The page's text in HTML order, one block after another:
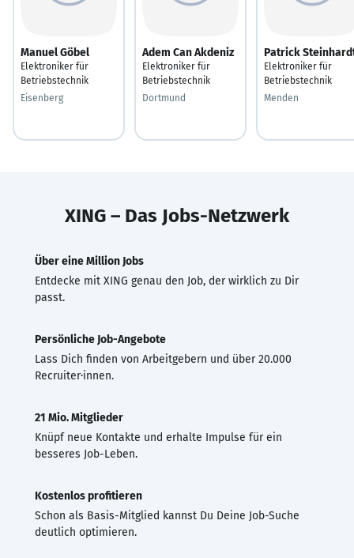
Manuel Göbel
Elektroniker für
Betriebstechnik
Eisenberg
Adem Can Akdeniz
Elektroniker für
Betriebstechnik
Dortmund
Patrick
Elektroniker für
Betriebstechnik
Menden
XING – Das Jobs-Netzwerk
Über eine Million Jobs
Entdecke mit XING genau den Job, der wirklich zu Dir
passt.
Persönliche Job-Angebote
Lass Dich finden von Arbeitgebern und über 20.000
Recruiter·innen.
21 Mio. Mitglieder
Knüpf neue Kontakte und erhalte Impulse für ein
besseres Job-Leben.
Kostenlos profitieren
Schon als Basis-Mitglied kannst Du Deine Job-Suche
deutlich optimieren.